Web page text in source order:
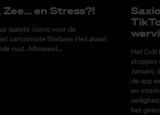
Zee... en Stress?!
laatste comic voor de
cartooniste Stefanie Heil alvast
rust. Alhoewel...
Het CvB
stoppen
Jansen,
de app
en
het